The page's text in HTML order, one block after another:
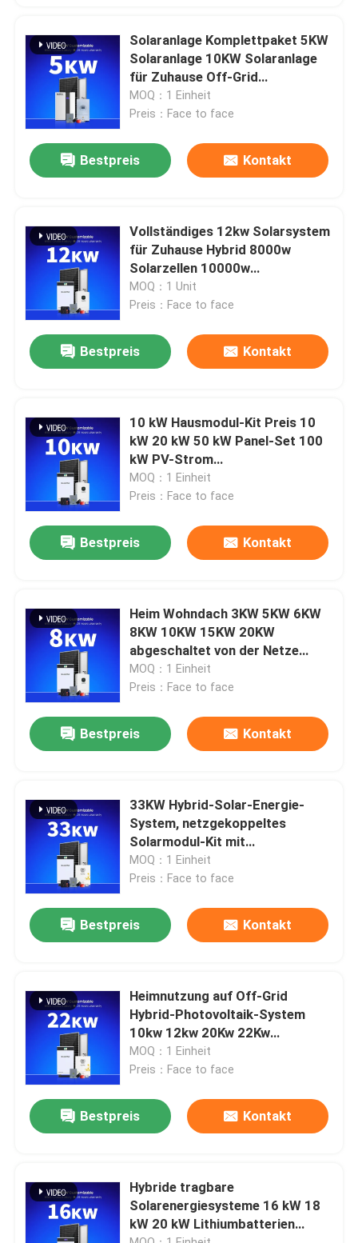
Produkte
Videos
Über uns
Qualitätskontrolle
Kontakt mit uns
Neuigkeiten
Fälle
Bitte um ein Angebot
Solaranlage Komplettpaket 5KW
Solaranlage 10KW Solaranlage
für Zuhause Off-Grid
Komplettset
MOQ：1 Einheit
Preis：Face to face
Bestpreis Kontakt
Vollständiges 12kw Solarsystem
für Zuhause Hybrid 8000w
Solarzellen 10000w
Vollständiges 10kw Kit
abgeschaltet vom Netz
MOQ：1 Unit
Preis：Face to face
Bestpreis Kontakt
10 kW Hausmodul-Kit Preis 10
kW 20 kW 50 kW Panel-Set 100
kW PV-Strom
Solarstromspeicher kaufen Off-
Grid-Solarstromsystem
MOQ：1 Einheit
Preis：Face to face
Bestpreis Kontakt
Heim Wohndach 3KW 5KW 6KW
8KW 10KW 15KW 20KW
abgeschaltet von der Netze
Heimstrom Hybrid
Solarenergiesysteme
MOQ：1 Einheit
Preis：Face to face
Bestpreis Kontakt
33KW Hybrid-Solar-Energie-
System, netzgekoppeltes
Solarmodul-Kit mit
Wechselrichter/11KW-System,
22KW-Solarmodul-System
MOQ：1 Einheit
Preis：Face to face
Bestpreis Kontakt
Heimnutzung auf Off-Grid
Hybrid-Photovoltaik-System
10kw 12kw 20Kw 22Kw
Solarpaneel Zuhause
Energiespeichersystem
MOQ：1 Einheit
Preis：Face to face
Bestpreis Kontakt
Hybride tragbare
Solarenergiesysteme 16 kW 18
kW 20 kW Lithiumbatterien